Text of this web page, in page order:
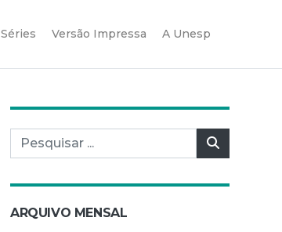
Séries Versão Impressa A Unesp
Pesquisar por:
ARQUIVO MENSAL